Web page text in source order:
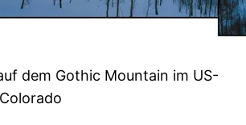
dem Gothic Mountain im US-